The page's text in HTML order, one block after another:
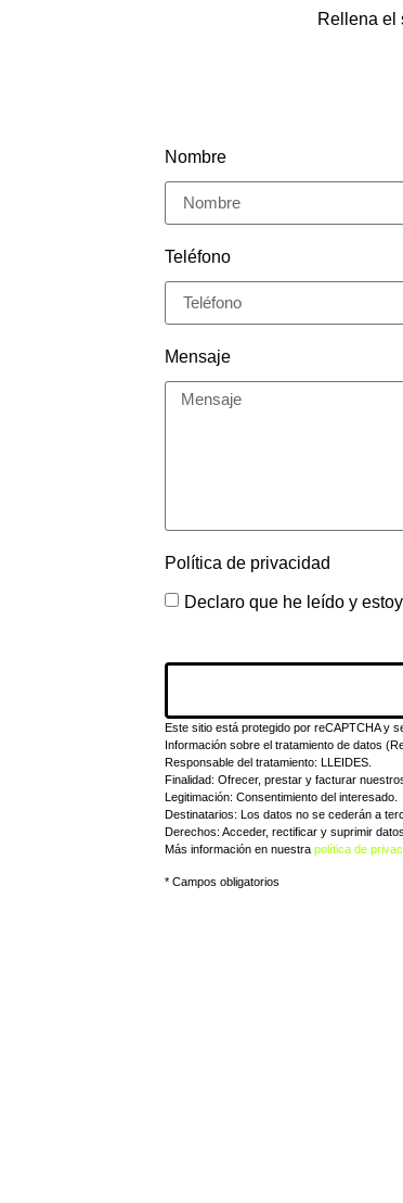
Rellena el
Nombre
Teléfono
Mensaje
Política de privacidad
Declaro que he leído y
Este sitio está protegido por reCAPTCHA y
Información sobre el tratamiento de datos
Responsable del tratamiento: LLEIDES.
Finalidad: Ofrecer, prestar y facturar
Legitimación: Consentimiento del interesado.
Destinatarios: Los datos no se cederán a
Derechos: Acceder, rectificar y suprimir
Más información en nuestra política de
* Campos obligatorios